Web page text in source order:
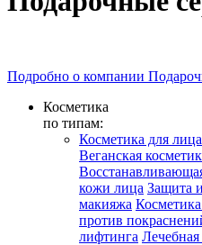
Подробно о компании
Косметика
по типам:
Косметика для лица
Веганская
кожи лица Защита
макияжа
против
лифтинга